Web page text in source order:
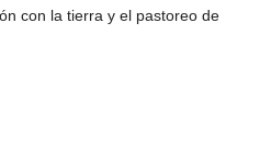
con la tierra y el pastoreo de